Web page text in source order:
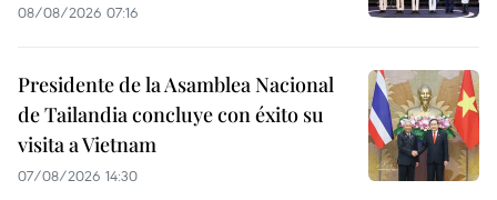
08/08/2026 07:16
Presidente de la Asamblea Nacional
de Tailandia concluye con éxito su
visita a Vietnam
07/08/2026 14:30